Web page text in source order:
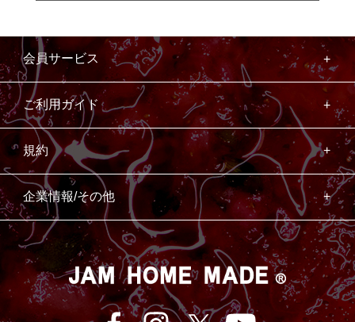
会員サービス
ご利用ガイド
規約
企業情報/その他